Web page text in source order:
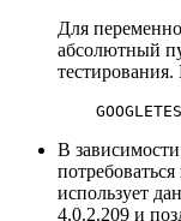
Для
абсолютный
В
использует
4.0.2.209 и